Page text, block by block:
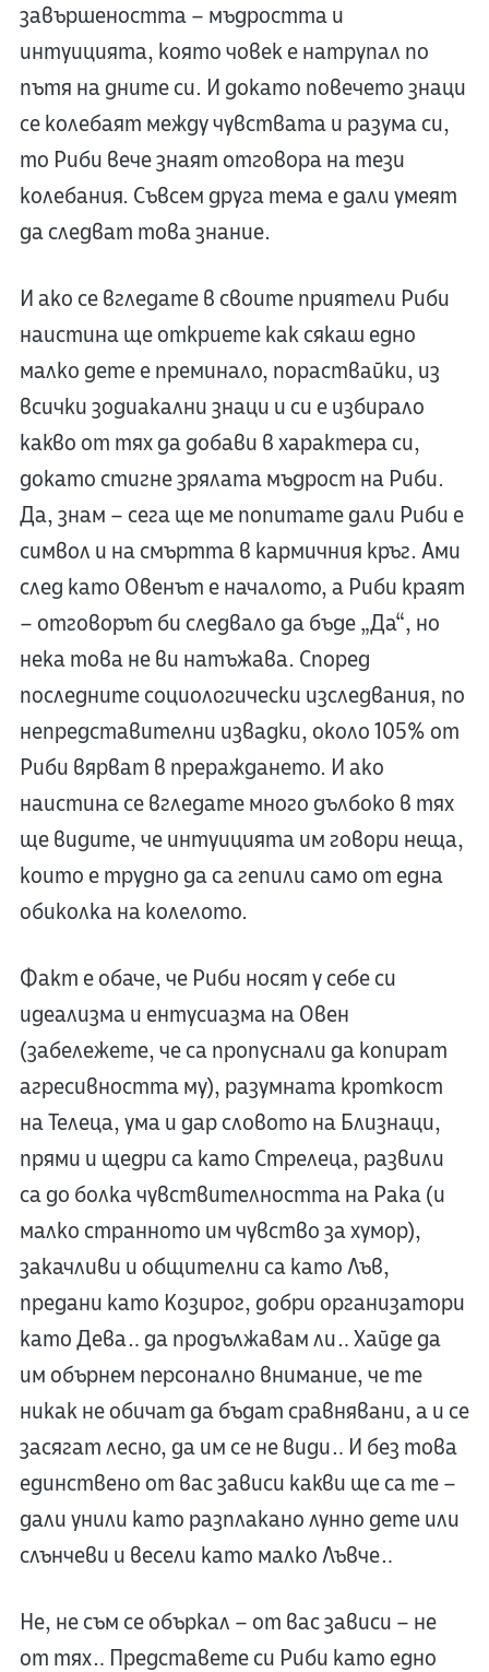
завършеността – мъдростта и
интуицията, която човек е натрупал по
пътя на дните си. И докато повечето знаци
се колебаят между чувствата и разума си,
то Риби вече знаят отговора на тези
колебания. Съвсем друга тема е дали умеят
да следват това знание.
И ако се вгледате в своите приятели Риби
наистина ще откриете как сякаш едно
малко дете е преминало, пораствайки, из
всички зодиакални знаци и си е избирало
какво от тях да добави в характера си,
докато стигне зрялата мъдрост на Риби.
Да, знам – сега ще ме попитате дали Риби е
символ и на смъртта в кармичния кръг. Ами
след като Овенът е началото, а Риби краят
– отговорът би следвало да бъде „Да“, но
нека това не ви натъжава. Според
последните социологически изследвания, по
непредставителни извадки, около 105% от
Риби вярват в прераждането. И ако
наистина се вгледате много дълбоко в тях
ще видите, че интуицията им говори неща,
които е трудно да са гепили само от една
обиколка на колелото.
Факт е обаче, че Риби носят у себе си
идеализма и ентусиазма на Овен
(забележете, че са пропуснали да копират
агресивността му), разумната кроткост
на Телеца, ума и дар словото на Близнаци,
прями и щедри са като Стрелеца, развили
са до болка чувствителността на Рака (и
малко странното им чувство за хумор),
закачливи и общителни са като Лъв,
предани като Козирог, добри организатори
като Дева… да продължавам ли… Хайде да
им обърнем персонално внимание, че те
никак не обичат да бъдат сравнявани, а и се
засягат лесно, да им се не види… И без това
единствено от вас зависи какви ще са те –
дали унили като разплакано лунно дете или
слънчеви и весели като малко Лъвче…
Не, не съм се объркал – от вас зависи – не
от тях… Представете си Риби като едно